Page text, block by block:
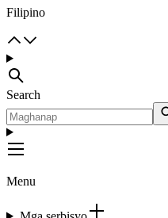
Filipino
Search
Menu